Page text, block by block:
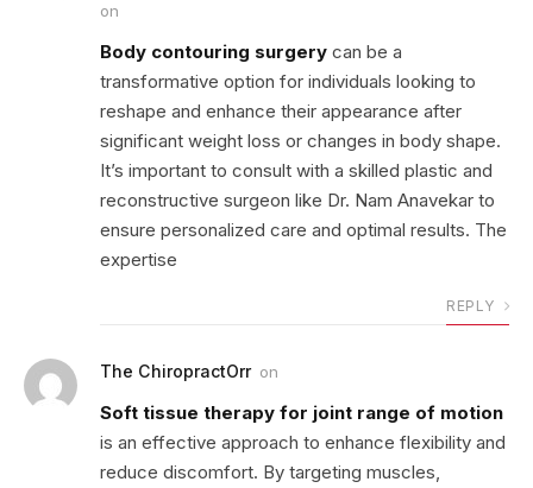
on
Body contouring surgery can be a
transformative option for individuals looking to
reshape and enhance their appearance after
significant weight loss or changes in body shape.
It’s important to consult with a skilled plastic and
reconstructive surgeon like Dr. Nam Anavekar to
ensure personalized care and optimal results. The
expertise
REPLY
The ChiropractOrr on
Soft tissue therapy for joint range of motion
is an effective approach to enhance flexibility and
reduce discomfort. By targeting muscles,